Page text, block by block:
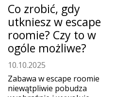
Co zrobić, gdy
utkniesz w escape
roomie? Czy to w
ogóle możliwe?
10.10.2025
Zabawa w escape roomie
niewątpliwie pobudza